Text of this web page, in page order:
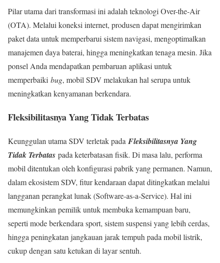
Pilar utama dari transformasi ini adalah teknologi Over-the-Air
(OTA). Melalui koneksi internet, produsen dapat mengirimkan
paket data untuk memperbarui sistem navigasi, mengoptimalkan
manajemen daya baterai, hingga meningkatkan tenaga mesin. Jika
ponsel Anda mendapatkan pembaruan aplikasi untuk
memperbaiki bug, mobil SDV melakukan hal serupa untuk
meningkatkan kenyamanan berkendara.
Fleksibilitasnya Yang Tidak Terbatas
Keunggulan utama SDV terletak pada Fleksibilitasnya Yang
Tidak Terbatas pada keterbatasan fisik. Di masa lalu, performa
mobil ditentukan oleh konfigurasi pabrik yang permanen. Namun,
dalam ekosistem SDV, fitur kendaraan dapat ditingkatkan melalui
langganan perangkat lunak (Software-as-a-Service). Hal ini
memungkinkan pemilik untuk membuka kemampuan baru,
seperti mode berkendara sport, sistem suspensi yang lebih cerdas,
hingga peningkatan jangkauan jarak tempuh pada mobil listrik,
cukup dengan satu ketukan di layar sentuh.